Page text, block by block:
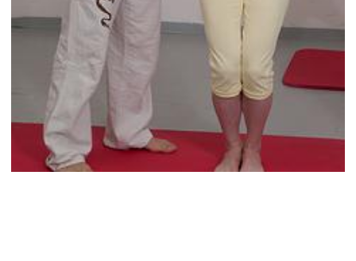
אורח חיים
בריאות
תזונה
טיפולים